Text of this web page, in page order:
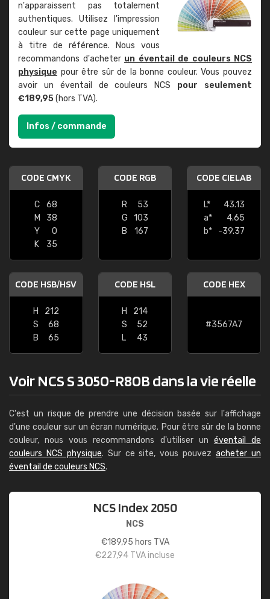
n'apparaissent pas totalement
authentiques. Utilisez l'impression
couleur sur cette page uniquement
à titre de référence. Nous vous
recommandons d'acheter un éventail de couleurs NCS
physique pour être sûr de la bonne couleur. Vous pouvez
avoir un éventail de couleurs NCS pour seulement
€189,95(hors TVA).
Infos / commande
CODE CMYK
C
68
M
38
Y
0
K
35
CODE RGB
R
53
G
103
B
167
CODE CIELAB
L*
43.13
a*
4.65
b*
-39.37
CODE HSB/HSV
H
212
S
68
B
65
CODE HSL
H
214
S
52
L
43
CODE HEX
#3567A7
Voir NCS S 3050-R80B dans la vie réelle
C'est un risque de prendre une décision basée sur l'affichage
d'une couleur sur un écran numérique. Pour être sûr de la bonne
couleur, nous vous recommandons d'utiliser un éventail de
couleurs NCS physique. Sur ce site, vous pouvezacheter un
éventail de couleurs NCS.
NCS Index 2050
NCS
€189,95 hors TVA
€227,94 TVA incluse